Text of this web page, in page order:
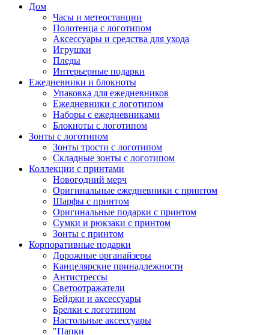
Дом
Часы и метеостанции
Полотенца с логотипом
Аксессуары и средства для ухода
Игрушки
Пледы
Интерьерные подарки
Ежедневники и блокноты
Упаковка для ежедневников
Ежедневники с логотипом
Наборы с ежедневниками
Блокноты с логотипом
Зонты с логотипом
Зонты трости с логотипом
Складные зонты с логотипом
Коллекции с принтами
Новогодний мерч
Оригинальные ежедневники с принтом
Шарфы с принтом
Оригинальные подарки с принтом
Сумки и рюкзаки с принтом
Зонты с принтом
Корпоративные подарки
Дорожные органайзеры
Канцелярские принадлежности
Антистрессы
Светоотражатели
Бейджи и аксессуары
Брелки с логотипом
Настольные аксессуары
"Папки